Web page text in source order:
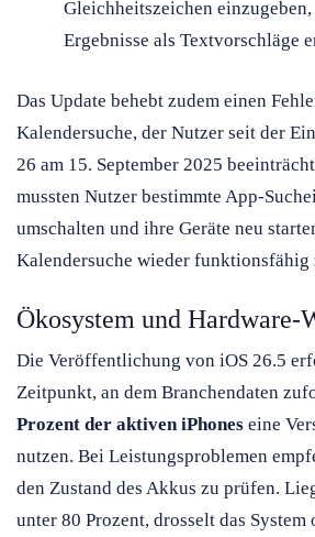
Gleichheitszeichen
Ergebnisse als Textvorschläge
Das Update behebt zudem einen
Kalendersuche, der Nutzer seit der
26 am 15. September 2025
mussten Nutzer bestimmte App-
umschalten und ihre Geräte neu
Kalendersuche wieder funktionsfähig
Ökosystem und Hardware-
Die Veröffentlichung von iOS 26.5
Zeitpunkt, an dem Branchendaten
Prozent der aktiven iPhones eine
nutzen. Bei Leistungsproblemen
den Zustand des Akkus zu prüfen.
unter 80 Prozent, drosselt das